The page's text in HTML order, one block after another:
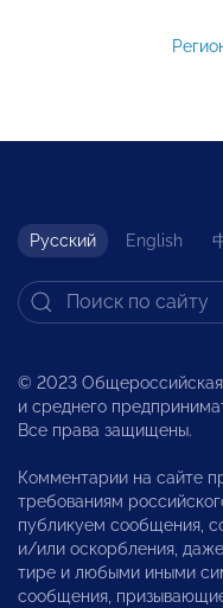
Русский English
© 2023 Общероссийская
и среднего
Все права защищены.
Комментарии на сайте
требованиям
публикуем сообщения,
и/или оскорбления,
тире и любыми иными
сообщения,